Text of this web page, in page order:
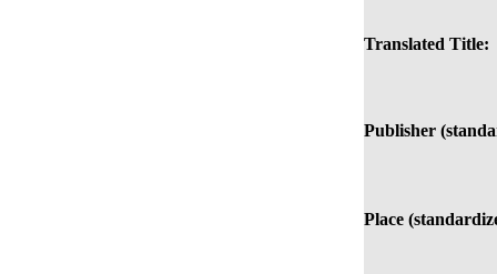
Translated Title:
Publisher
Place